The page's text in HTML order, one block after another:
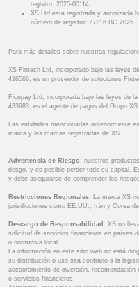
registro: 2025-00114.
XS Ltd está registrada y autorizada
número de registro: 27216 BC 2025.
Para más detalles sobre nuestras
XS Fintech Ltd, incorporado bajo las leyes
426566, es un proveedor de soluciones
Ficupay Ltd, incorporada bajo las leyes de
433983, es el agente de pagos del Grupo XS.
Las entidades mencionadas anteriormente
marca y las marcas registradas de XS.
Advertencia de Riesgo: nuestros
riesgo, y es posible perder todo su capital.
y debe asegurarse de comprender los
Restricciones Regionales: La marca XS
jurisdicciones como EE.UU., Irán y Corea
Descargo de Responsabilidad: XS no
solicitud de servicios financieros en países
o normativa local.
La información en este sitio web no está
su distribución o uso sea contrario a la
asesoramiento de inversión,
o servicios financieros.